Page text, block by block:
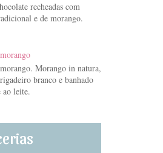
recheadas com
e de morango.
Morango in natura,
branco e banhado
ao leite.